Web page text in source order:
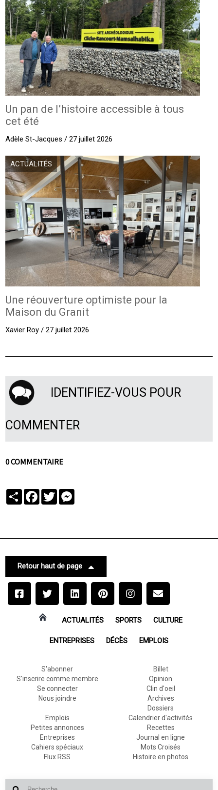
Un pan de l’histoire accessible à tous
cet été
Adèle St-Jacques / 27 juillet 2026
ACTUALITÉS
Une réouverture optimiste pour la
Maison du Granit
Xavier Roy / 27 juillet 2026
IDENTIFIEZ-VOUS POUR
COMMENTER
0 COMMENTAIRE
PartagerFacebook
Twitter
Retour haut de page
ACTUALITÉS SPORTS CULTURE
ENTREPRISES DÉCÈS EMPLOIS
S'abonner
S'inscrire comme membre
Se connecter
Nous joindre
Billet
Opinion
Clin d'oeil
Archives
Dossiers
Emplois
Petites annonces
Entreprises
Cahiers spéciaux
Flux RSS
Calendrier d'activités
Recettes
Journal en ligne
Mots Croisés
Histoire en photos